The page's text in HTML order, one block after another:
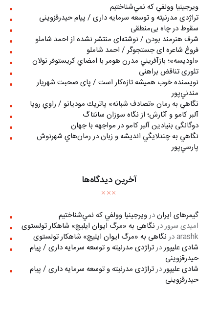
ويرجينيا وولفي كه نمي‌شناختيم
تراژدی مدرنیته و توسعه سرمایه داری / پیام حیدرقزوینی
سقوط در چاه بی‌منطقی
شرف هنرمند بودن / نوشته‌ای منتشر نشده از احمد شاملو
فروغ شاعره ای جستجوگر / احمد شاملو
«اوديسه»؛ بازآفريني مدرن هومر با امضاي كريستوفر نولان
تئوری تناقض براهنی
نويسنده خوب هميشه تازه‌كار است / پای صحبت شهريار
مندني‌پور
نگاهي به رمان «تصادف شبانه» پاتريك موديانو / راوي رويا
آلبر کامو و آثارش؛ از نگاه سوزان سانتاگ
دوگانگی بنیادین آلبر کامو در مواجهه با جهان
نگاهي به چندلايگي انديشه و زبان در رمان‌هاي شهرنوش
پارسي‌پور
آخرین دیدگاه‌ها
گیمرهای ایراندرويرجينيا وولفي كه نمي‌شناختيم
امیدی سروردر نگاهی به «مرگ ايوان ايليچ» شاهکار تولستوی
arashkدر نگاهی به «مرگ ايوان ايليچ» شاهکار تولستوی
شادی علیپوردرتراژدی مدرنیته و توسعه سرمایه داری / پیام
حیدرقزوینی
شادی علیپوردرتراژدی مدرنیته و توسعه سرمایه داری / پیام
حیدرقزوینی